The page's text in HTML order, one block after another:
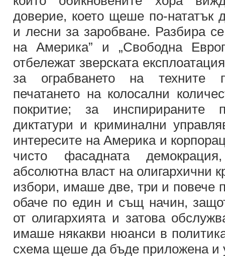
доверие, което щеше по-нататък
и лесни за заробване. Разбира
на Америка” и „Свободна
отбележат зверската
за ограбването на техните
печатането на колосални
покритие; за инспирираните
диктатури и криминални
интересите на Америка и
чисто фасадната
абсолютна власт на олигархични
избори, имаше две, три и повече
обаче по един и същ начин,
от олигархията и затова
имаше някакви нюанси в
схема щеше да бъде приложена и